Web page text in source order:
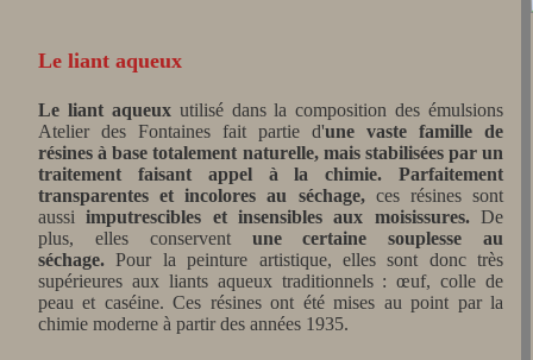
Le liant aqueux
Le liant aqueuxutilisé dans la composition des émulsions
Atelier des Fontaines fait partie d'une vaste famille de
résines à base totalement naturelle, mais stabilisées par un
traitement faisant appel à la chimie.
Parfaitement
transparentes et incolores au séchage, ces résines sont
aussiimputrescibles et insensibles aux moisissures.De
plus, elles conservent une certaine souplesse au
séchage. Pour la peinture artistique, elles sont donc très
supérieures aux liants aqueux traditionnels : œuf, colle de
peau et caséine. Ces résines ont été mises au point par la
chimie moderne à partir des années 1935.